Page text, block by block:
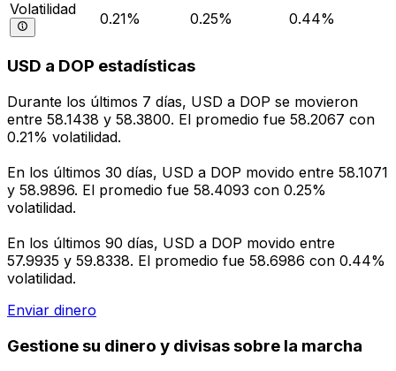
Volatilidad
0.21% 0.25% 0.44%
USD a DOP estadísticas
Durante los últimos 7 días, USD a DOP se movieron
entre 58.1438 y 58.3800. El promedio fue 58.2067 con
0.21% volatilidad.
En los últimos 30 días, USD a DOP movido entre 58.1071
y 58.9896. El promedio fue 58.4093 con 0.25%
volatilidad.
En los últimos 90 días, USD a DOP movido entre
57.9935 y 59.8338. El promedio fue 58.6986 con 0.44%
volatilidad.
Enviar dinero
Gestione su dinero y divisas sobre la marcha